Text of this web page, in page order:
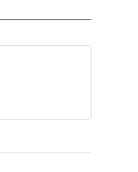
NEW PAGES ON "KUNAMUNDO".